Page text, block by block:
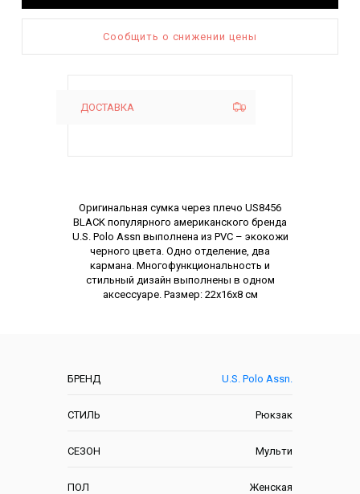
Сообщить о снижении цены
ДОСТАВКА
БРЕНД U.S. Polo Assn.
СТИЛЬ Рюкзак
СЕЗОН Мульти
ПОЛ Женская
Описание
Оригинальная сумка через плечо US8456
BLACK популярного американского бренда
U.S. Polo Assn выполнена из PVC – экокожи
черного цвета. Одно отделение, два
кармана. Многофункциональность и
стильный дизайн выполнены в одном
аксессуаре. Размер: 22х16х8 см